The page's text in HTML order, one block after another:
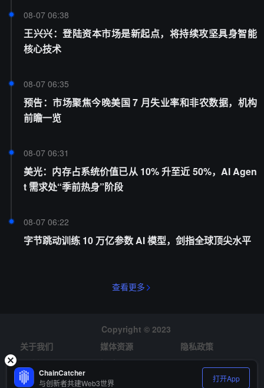
08-07 06:38
王兴兴：登陆资本市场是新起点，将持续攻坚具身智能
核心技术
08-07 06:35
预告：市场聚焦今晚美国 7 月失业率和非农数据，机构
前瞻一览
08-07 06:31
美光：内存占系统价值已从 10% 升至近 50%，AI Agen
t 需求处“季前热身”阶段
08-07 06:22
字节跳动训练 10 万亿参数 AI 模型，剑指全球顶尖水平
查看更多
Copyright © 2023
关于我们
媒体资源
隐私政策
风险提示
招聘
ChainCatcher
与创新者共建Web3世界 打开App